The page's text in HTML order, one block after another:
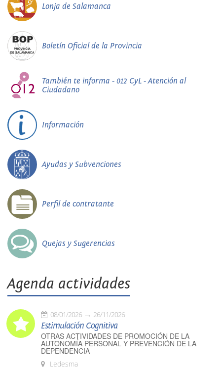
Lonja de Salamanca
Boletín Oficial de la Provincia
También te informa - 012 CyL - Atención al
Ciudadano
Información
Ayudas y Subvenciones
Perfil de contratante
Quejas y Sugerencias
Agenda actividades
08/01/2026 26/11/2026
Estimulación Cognitiva
OTRAS ACTIVIDADES DE PROMOCIÓN DE LA
AUTONOMÍA PERSONAL Y PREVENCIÓN DE LA
DEPENDENCIA
Ledesma